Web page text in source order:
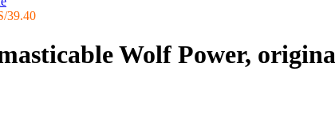
39.40
Wolf Power,